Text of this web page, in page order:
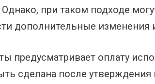
при таком подходе
дополнительные изменения
предусматривает оплату
сделана после